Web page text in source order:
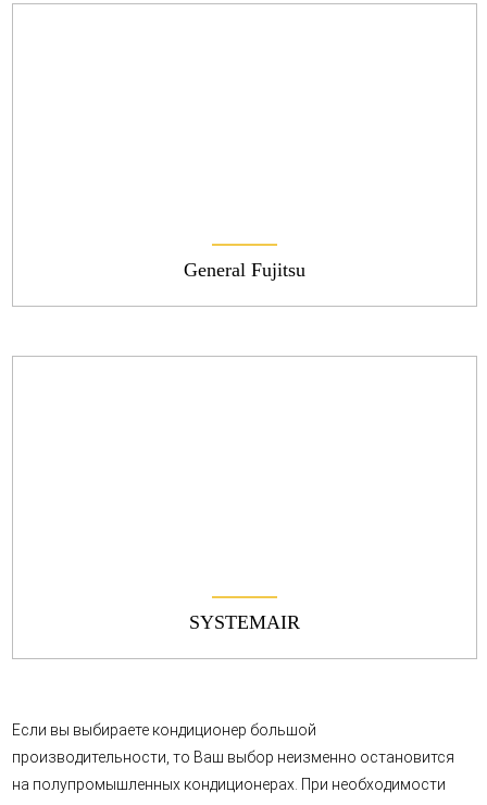
General Fujitsu
SYSTEMAIR
Если вы выбираете кондиционер большой
производительности, то Ваш выбор неизменно остановится
на полупромышленных кондиционерах. При необходимости